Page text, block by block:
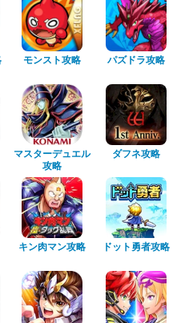
モンスト攻略 パズドラ攻略
マスターデュエル
攻略
ダフネ攻略
キン肉マン攻略 ドット勇者攻略